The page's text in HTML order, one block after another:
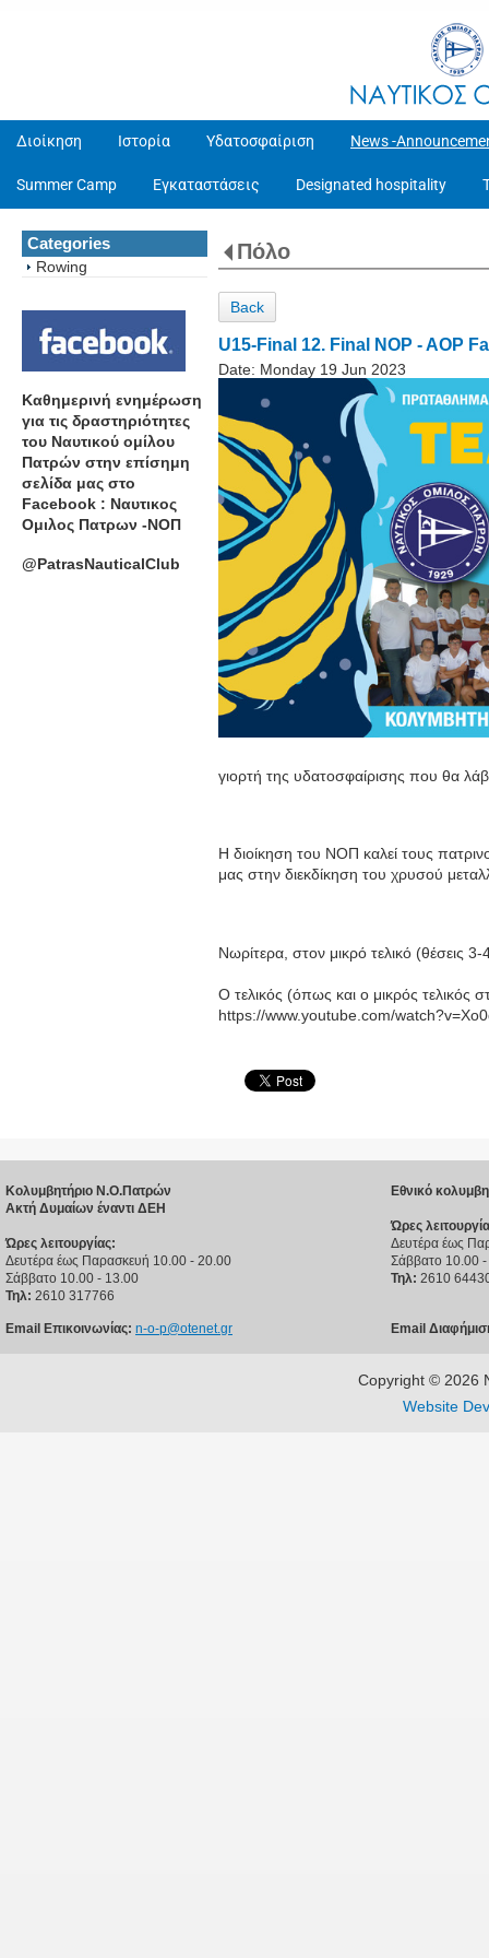
Διοίκηση Ιστορία Υδατοσφαίριση News -
Summer Camp Εγκαταστάσεις Designated hospitality
Categories
Rowing
Καθημερινή ενημέρωση
για τις δραστηριότητες
του Ναυτικού ομίλου
Πατρών στην επίσημη
σελίδα μας στο
Facebook : Ναυτικος
Ομιλος Πατρων -ΝΟΠ
@PatrasNauticalClub
Πόλο
Back
U15-Final 12. Final NOP - AOP
Date: Monday 19 Jun 2023
γιορτή της υδατοσφαίρισης που θα
Η διοίκηση του ΝΟΠ καλεί τους
μας στην διεκδίκηση του χρυσού
Νωρίτερα, στον μικρό τελικό (θέσεις
Ο τελικός (όπως και ο μικρός
https://www.youtube.com/
Κολυμβητήριο Ν.Ο.Πατρών
Ακτή Δυμαίων έναντι ΔΕΗ
Ώρες λειτουργίας:
Δευτέρα έως Παρασκευή 10.00 - 20.00
Σάββατο 10.00 - 13.00
Τηλ: 2610 317766
Email Επικοινωνίας: n-o-p@otenet.gr
Εθνικό
Ώρες
Δευτέρα έως
Σάββατο 10.00
Τηλ: 2610
Email
Copyright © 2026
Website